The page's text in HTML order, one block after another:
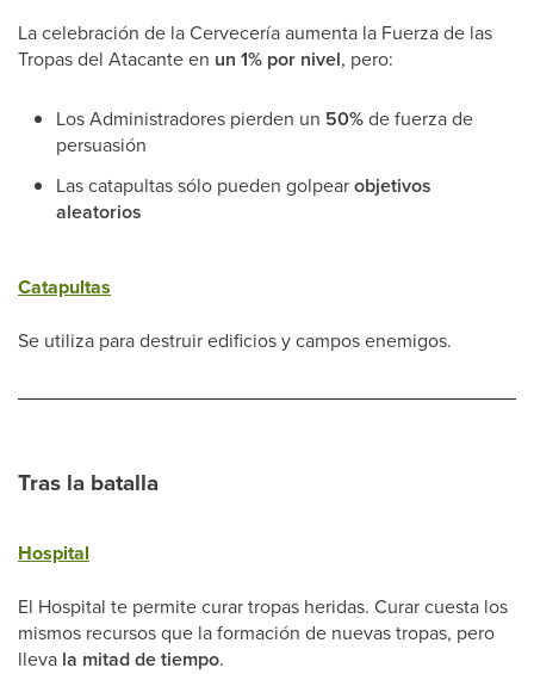
La celebración de la Cervecería aumenta la Fuerza de las
Tropas del Atacante en un 1% por nivel, pero:
Los Administradores pierden un 50%de fuerza de
persuasión
Las catapultas sólo pueden golpearobjetivos
aleatorios
Catapultas
Se utiliza para destruir edificios y campos enemigos.
Tras la batalla
Hospital
El Hospital te permite curar tropas heridas. Curar cuesta los
mismos recursos que la formación de nuevas tropas, pero
lleva la mitad de tiempo.